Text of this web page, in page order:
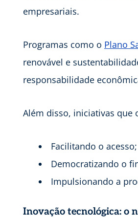
empresariais.
Programas como o Plano
renovável e
responsabilidade
Além disso, iniciativas que
Facilitando o acesso;
Democratizando o
Impulsionando a
Inovação tecnológica: o